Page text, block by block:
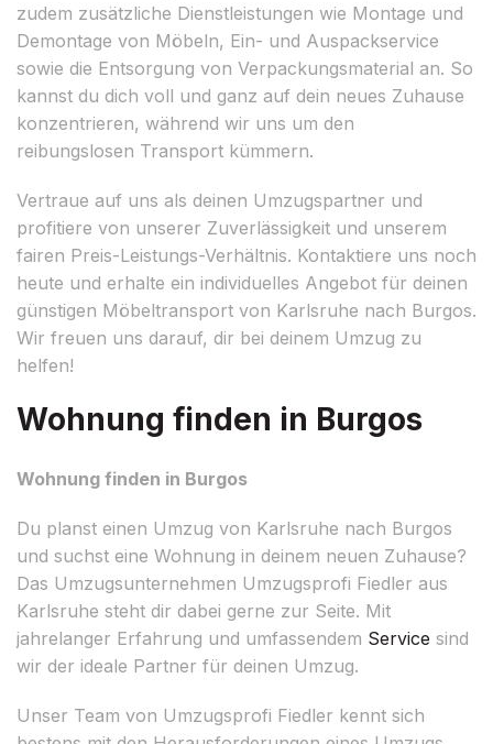
zudem zusätzliche Dienstleistungen wie Montage und
Demontage von Möbeln, Ein- und Auspackservice
sowie die Entsorgung von Verpackungsmaterial an. So
kannst du dich voll und ganz auf dein neues Zuhause
konzentrieren, während wir uns um den
reibungslosen Transport kümmern.
Vertraue auf uns als deinen Umzugspartner und
profitiere von unserer Zuverlässigkeit und unserem
fairen Preis-Leistungs-Verhältnis. Kontaktiere uns noch
heute und erhalte ein individuelles Angebot für deinen
günstigen Möbeltransport von Karlsruhe nach Burgos.
Wir freuen uns darauf, dir bei deinem Umzug zu
helfen!
Wohnung finden in Burgos
Wohnung finden in Burgos
Du planst einen Umzug von Karlsruhe nach Burgos
und suchst eine Wohnung in deinem neuen Zuhause?
Das Umzugsunternehmen Umzugsprofi Fiedler aus
Karlsruhe steht dir dabei gerne zur Seite. Mit
jahrelanger Erfahrung und umfassendem Service sind
wir der ideale Partner für deinen Umzug.
Unser Team von Umzugsprofi Fiedler kennt sich